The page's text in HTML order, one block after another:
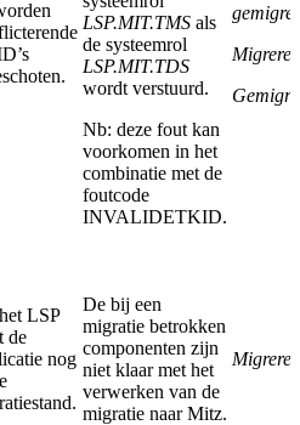
LSP.MIT.TMS als
de systeemrol
LSP.MIT.TDS
wordt verstuurd.
Nb: deze fout kan
voorkomen in het
combinatie met de
foutcode
INVALIDETKID.
LSP
de
nog
De bij een
migratie betrokken
componenten zijn
niet klaar met het
verwerken van de
migratie naar Mitz.